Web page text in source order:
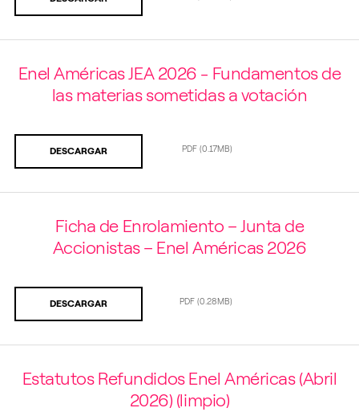
Enel Américas JEA 2026 - Fundamentos de
las materias sometidas a votación
PDF (0.17MB)
DESCARGAR
Ficha de Enrolamiento – Junta de
Accionistas – Enel Américas 2026
PDF (0.28MB)
DESCARGAR
Estatutos Refundidos Enel Américas (Abril
2026) (limpio)